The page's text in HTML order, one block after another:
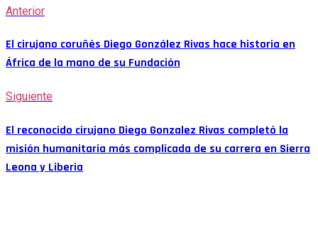
Anterior
El cirujano coruñés Diego González Rivas hace historia en
África de la mano de su Fundación
Siguiente
El reconocido cirujano Diego Gonzalez Rivas completó la
misión humanitaria más complicada de su carrera en Sierra
Leona y Liberia